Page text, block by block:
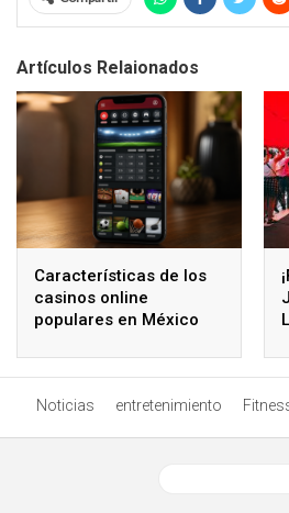
Artículos Relaionados
Características de los
casinos online
populares en México
Noticias entretenimiento